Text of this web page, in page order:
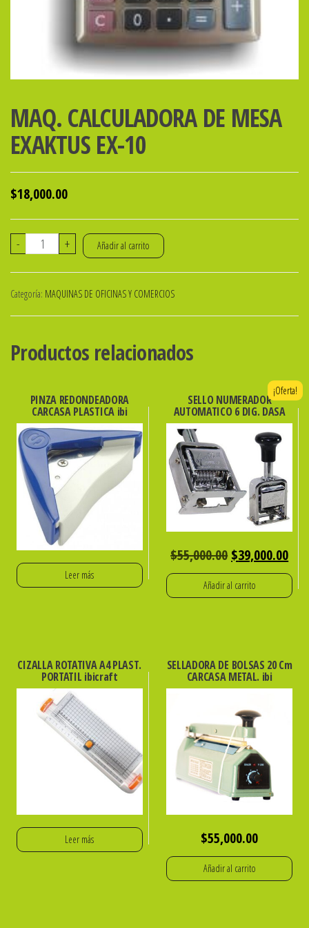
MAQ. CALCULADORA DE MESA
EXAKTUS EX-10
$18,000.00
-
MAQ.
CALCULADORA
MESA
EXAKTUS
10
+ Añadir al carrito
Categoría: MAQUINAS DE OFICINAS Y COMERCIOS
Productos relacionados
PINZA REDONDEADORA
CARCASA PLASTICA ibi
Leer más
SELLO NUMERADOR
AUTOMATICO 6 DIG. DASA
¡Oferta!
$55,000.00 El
precio
original
$39,000.00El
Añadir al carrito
CIZALLA ROTATIVA A4 PLAST.
PORTATIL ibicraft
Leer más
SELLADORA DE BOLSAS 20 Cm
CARCASA METAL. ibi
$55,000.00
Añadir al carrito